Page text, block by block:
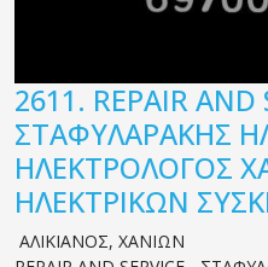
2611. REPAIR AND
ΣΤΑΦΥΛΑΡΑΚΗΣ
ΗΛΕΚΤΡΟΛΟΓΟΣ
ΗΛΕΚΤΡΙΚΩΝ
ΑΛΙΚΙΑΝΟΣ, ΧΑΝΙΩΝ